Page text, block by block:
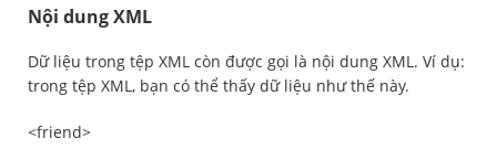
Nội dung XML
Dữ liệu trong tệp XML còn được gọi là nội dung XML. Ví dụ:
trong tệp XML, bạn có thể thấy dữ liệu như thế này.
<friend>